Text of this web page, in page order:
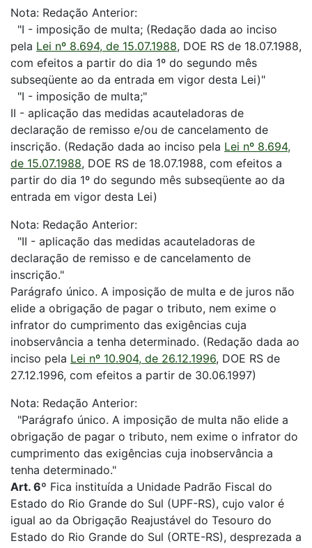
Nota: Redação Anterior:
"I - imposição de multa; (Redação dada ao inciso
pela Lei nº 8.694, de 15.07.1988, DOE RS de 18.07.1988,
com efeitos a partir do dia 1º do segundo mês
subseqüente ao da entrada em vigor desta Lei)"
"I - imposição de multa;"
II - aplicação das medidas acauteladoras de
declaração de remisso e/ou de cancelamento de
inscrição. (Redação dada ao inciso pela Lei nº 8.694,
de 15.07.1988, DOE RS de 18.07.1988, com efeitos a
partir do dia 1º do segundo mês subseqüente ao da
entrada em vigor desta Lei)
Nota: Redação Anterior:
"II - aplicação das medidas acauteladoras de
declaração de remisso e de cancelamento de
inscrição."
Parágrafo único. A imposição de multa e de juros não
elide a obrigação de pagar o tributo, nem exime o
infrator do cumprimento das exigências cuja
inobservância a tenha determinado. (Redação dada ao
inciso pela Lei nº 10.904, de 26.12.1996, DOE RS de
27.12.1996, com efeitos a partir de 30.06.1997)
Nota: Redação Anterior:
"Parágrafo único. A imposição de multa não elide a
obrigação de pagar o tributo, nem exime o infrator do
cumprimento das exigências cuja inobservância a
tenha determinado."
Art. 6º Fica instituída a Unidade Padrão Fiscal do
Estado do Rio Grande do Sul (UPF-RS), cujo valor é
igual ao da Obrigação Reajustável do Tesouro do
Estado do Rio Grande do Sul (ORTE-RS), desprezada a